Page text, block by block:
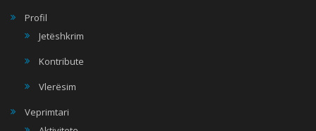
Profil
Jetëshkrim
Kontribute
Vlerësim
Veprimtari